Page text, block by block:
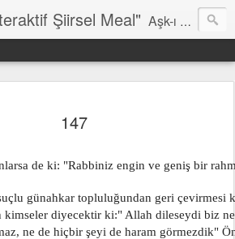
Şiirsel Meal" Aşk-ı Kur'an; Orjinali, devrin tüm şiirlerini ortadan kaldırıp, kendine özgün şiirsel ahengiyle, tahta oturan Kur'an'ı Kerim'dir. Bu çalışma ise şiir tadında, ama şiir olduğu iddaa edilmeyen özgün bir mealidir. Şiir, şairin kendine göre hissettiği, şiir okuyucunun da kendine göre haz aldığı özgün bir duygusal bütünlüktür. İnteraktif Kuran'ı Kerim Meali, işiten herkese kendine has ruhsal bir bütünlük verir.
147
de ki: "Rabbiniz engin ve geniş bir
günahkar topluluğundan geri çevirmesi
kimseler diyecektir ki:" Allah dileseydi biz
ne de hiçbir şeyi de haram görmezdik"